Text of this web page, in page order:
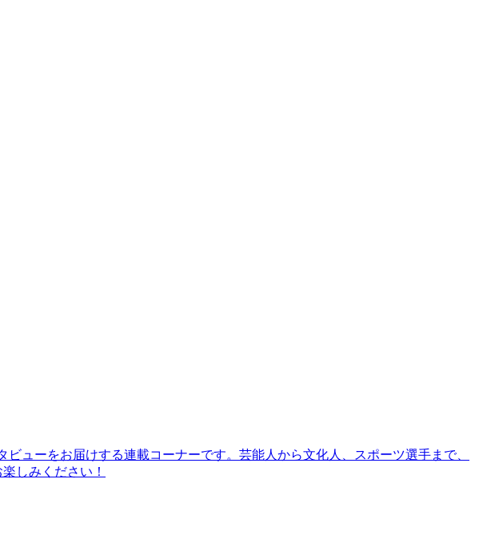
ューをお届けする連載コーナーです。芸能人から文化人、スポーツ選手まで、
しみください！